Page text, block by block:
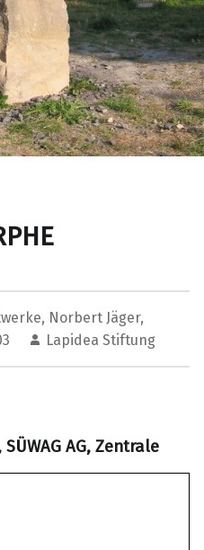
, Norbert Jäger,
Lapidea Stiftung
AG, Zentrale